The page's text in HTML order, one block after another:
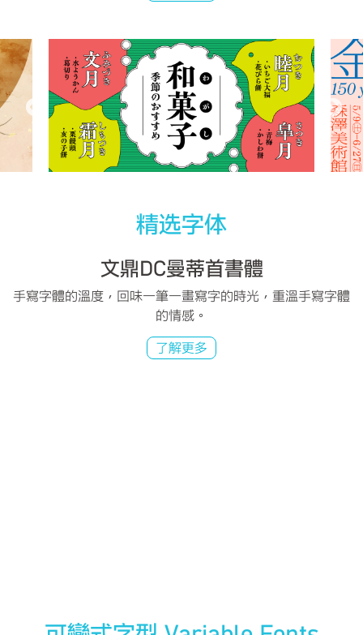
精选字体
文鼎DC曼蒂首書體
手寫字體的溫度，回味一筆一畫寫字的時光，重溫手寫字體
的情感。
了解更多